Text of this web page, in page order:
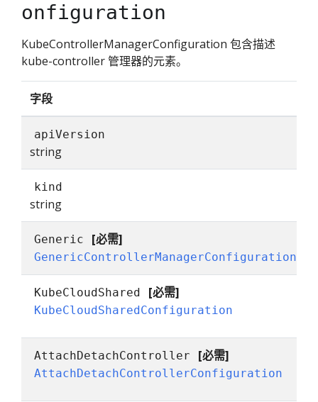
onfiguration
KubeControllerManagerConfiguration 包含描述
kube-controller 管理器的元素。
字段
apiVersion
string
kind
string
Generic [必需]
GenericControllerManagerConfiguration
KubeCloudShared [必需]
KubeCloudSharedConfiguration
AttachDetachController [必需]
AttachDetachControllerConfiguration